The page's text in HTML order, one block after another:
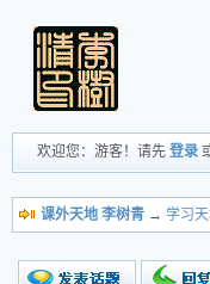
欢迎您：游客！请先 登录
课外天地 李树青 → 学习